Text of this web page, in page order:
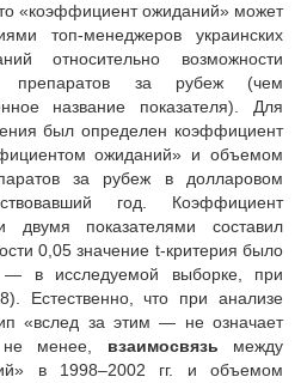
«коэффициент ожиданий» может
топ-менеджеров украинских
относительно возможности
препаратов за рубеж (чем
название показателя). Для
был определен коэффициент
ожиданий» и объемом
за рубеж в долларовом
год. Коэффициент
двумя показателями составил
0,05 значение t-критерия было
— в исследуемой выборке, при
Естественно, что при анализе
«вслед за этим — не означает
не менее, взаимосвязь между
в 1998–2002 гг. и объемом